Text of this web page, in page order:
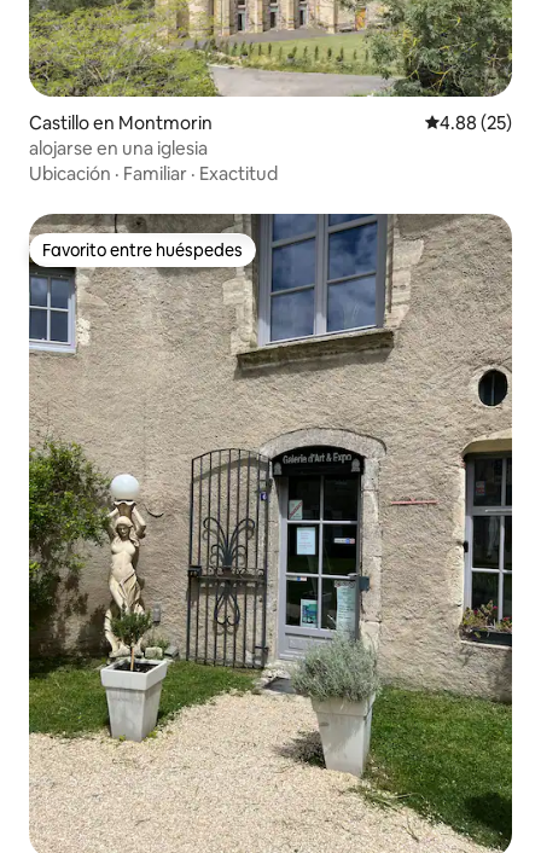
Castillo en Montmorin Calificación
4.88 (25)
alojarse en una iglesia
Ubicación · Familiar · Exactitud
Favorito entre huéspedes
Favorito entre huéspedes